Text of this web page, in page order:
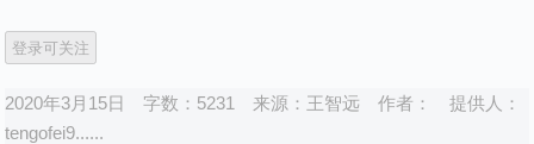
2020年3月15日 字数：5231 来源： 王智远 作者：
提供人：
tengofei9......